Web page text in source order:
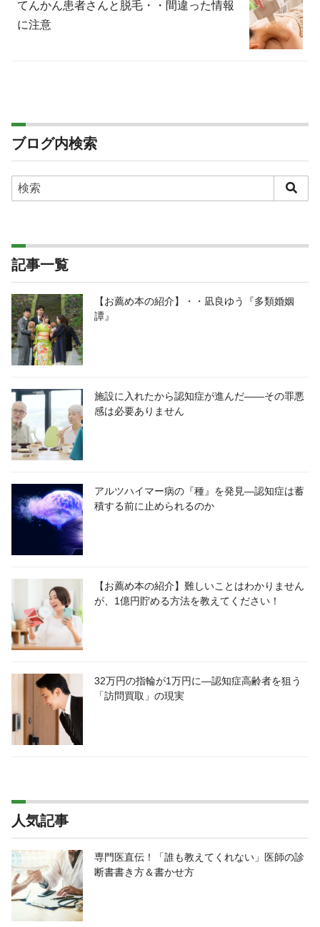
てんかん患者さんと脱毛・・間違った情報
に注意
ブログ内検索
記事一覧
【お薦め本の紹介】・・凪良ゆう『多類婚姻
譚』
施設に入れたから認知症が進んだ――その罪悪
感は必要ありません
アルツハイマー病の『種』を発見―認知症は蓄
積する前に止められるのか
【お薦め本の紹介】難しいことはわかりません
が、1億円貯める方法を教えてください！
32万円の指輪が1万円に―認知症高齢者を狙う
「訪問買取」の現実
人気記事
専門医直伝！「誰も教えてくれない」医師の診
断書書き方＆書かせ方